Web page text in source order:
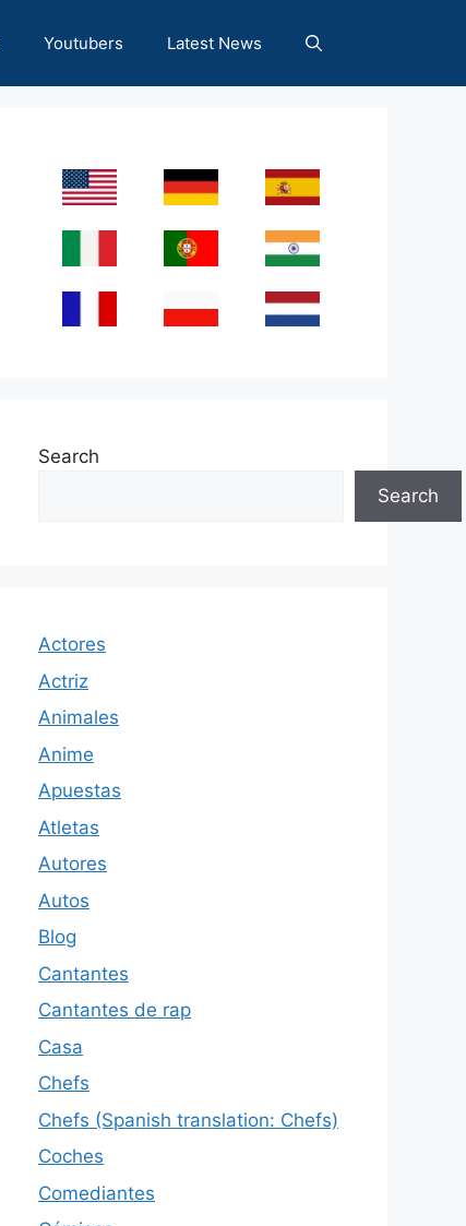
Youtubers Latest News
Search
Search
Actores
Actriz
Animales
Anime
Apuestas
Atletas
Autores
Autos
Blog
Cantantes
Cantantes de rap
Casa
Chefs
Chefs (Spanish translation: Chefs)
Coches
Comediantes